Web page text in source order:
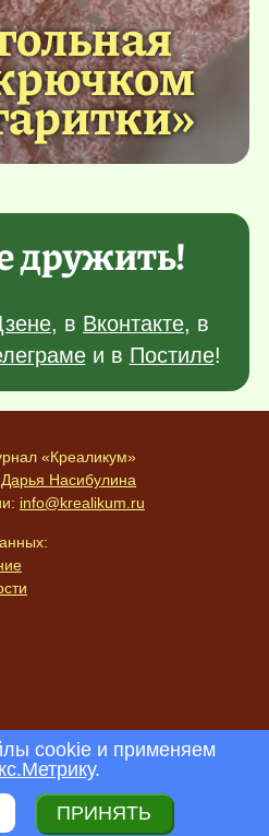
дружить!
, в Вконтакте, в
и в Постиле!
«Креаликум»
Дарья Насибулина
info@krealikum.ru
cookie и применяем
.
ПРИНЯТЬ